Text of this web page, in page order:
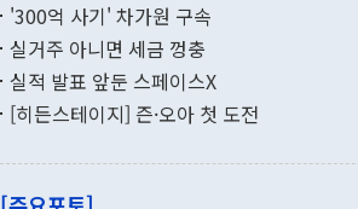
"우리의 선
관은 업무
기록했지만
로 전환됐다.
는 배당수입
'300억 사기' 차가원 구속
실거주 아니면 세금 껑충
실적 발표 앞둔 스페이스X
[히든스테이지] 즌·오아 첫 도전